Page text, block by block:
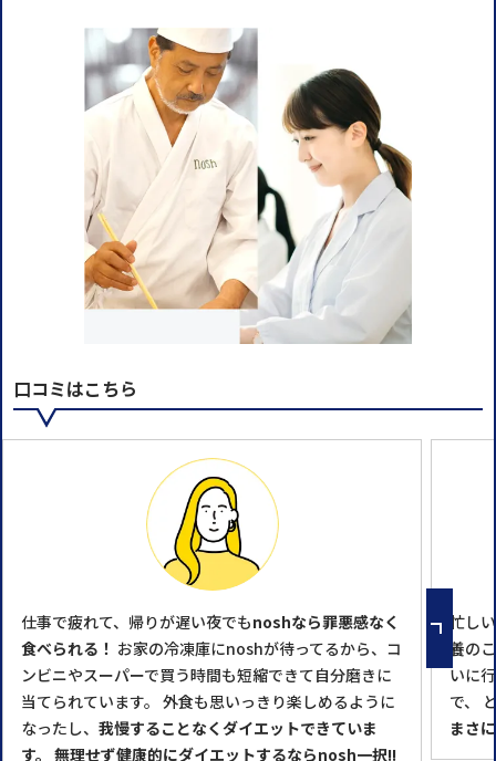
口コミはこちら
仕事で疲れて、帰りが遅い夜でもnoshなら罪悪感なく
食べられる！ お家の冷凍庫にnoshが待ってるから、コ
ンビニやスーパーで買う時間も短縮できて自分磨きに
当てられています。 外食も思いっきり楽しめるように
なったし、 我慢することなくダイエットできていま
す。 無理せず健康的にダイエットするならnosh一択!!
忙し
養の
いに
で、
まさ